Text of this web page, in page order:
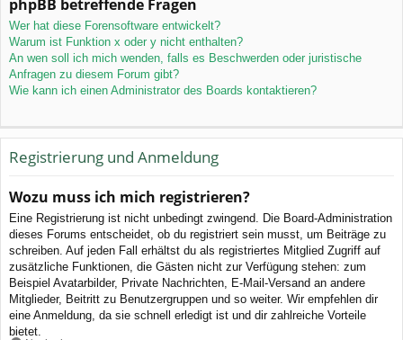
phpBB betreffende Fragen
Wer hat diese Forensoftware entwickelt?
Warum ist Funktion x oder y nicht enthalten?
An wen soll ich mich wenden, falls es Beschwerden oder juristische
Anfragen zu diesem Forum gibt?
Wie kann ich einen Administrator des Boards kontaktieren?
Registrierung und Anmeldung
Wozu muss ich mich registrieren?
Eine Registrierung ist nicht unbedingt zwingend. Die Board-Administration
dieses Forums entscheidet, ob du registriert sein musst, um Beiträge zu
schreiben. Auf jeden Fall erhältst du als registriertes Mitglied Zugriff auf
zusätzliche Funktionen, die Gästen nicht zur Verfügung stehen: zum
Beispiel Avatarbilder, Private Nachrichten, E-Mail-Versand an andere
Mitglieder, Beitritt zu Benutzergruppen und so weiter. Wir empfehlen dir
eine Anmeldung, da sie schnell erledigt ist und dir zahlreiche Vorteile
bietet.